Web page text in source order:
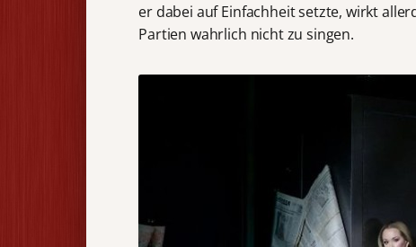
er dabei auf Einfachheit setzte, wirkt
Partien wahrlich nicht zu singen.